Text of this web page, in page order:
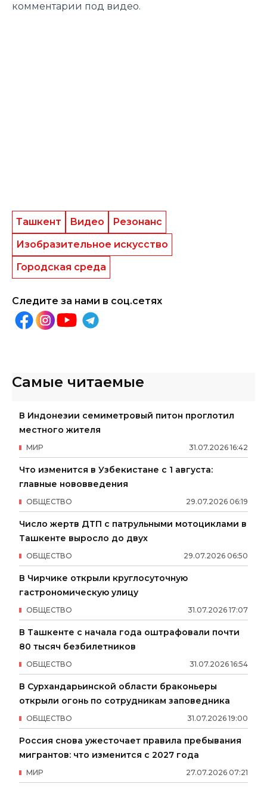
комментарии под видео.
Ташкент Видео
Резонанс
Изобразительное искусство
Городская среда
Следите за нами в соц.сетях
Самые читаемые
В Индонезии семиметровый питон проглотил
местного жителя
31.07.2026 16:42
МИР
Что изменится в Узбекистане с 1 августа:
главные нововведения
29.07.2026 06:19
ОБЩЕСТВО
Число жертв ДТП с патрульными мотоциклами в
Ташкенте выросло до двух
29.07.2026 06:50
ОБЩЕСТВО
В Чирчике открыли круглосуточную
гастрономическую улицу
31.07.2026 17:07
ОБЩЕСТВО
В Ташкенте с начала года оштрафовали почти
80 тысяч безбилетников
31.07.2026 16:54
ОБЩЕСТВО
В Сурхандарьинской области браконьеры
открыли огонь по сотрудникам заповедника
31.07.2026 19:00
ОБЩЕСТВО
Россия снова ужесточает правила пребывания
мигрантов: что изменится с 2027 года
27.07.2026 07:21
МИР